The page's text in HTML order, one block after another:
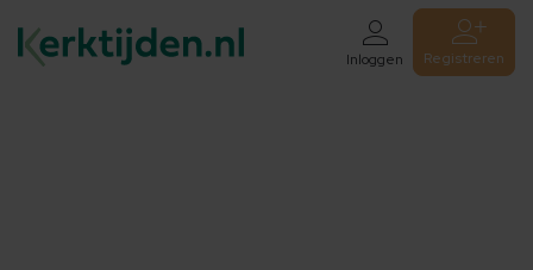
Inloggen Registreren